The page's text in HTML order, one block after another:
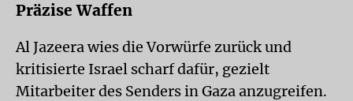
Präzise Waffen
Al Jazeera wies die Vorwürfe zurück und
kritisierte Israel scharf dafür, gezielt
Mitarbeiter des Senders in Gaza anzugreifen.